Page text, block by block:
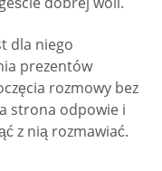
dla niego
prezentów
rozmowy bez
strona odpowie i
z nią rozmawiać.